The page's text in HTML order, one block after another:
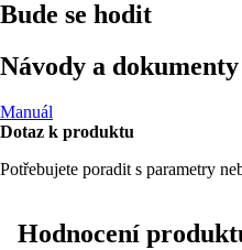
Bude se hodit
Návody a dokumenty
Manuál
Dotaz k produktu
Potřebujete poradit s parametry
Hodnocení